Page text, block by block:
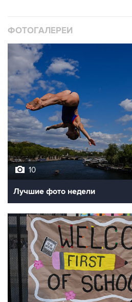
ФОТОГАЛЕРЕИ
10
Лучшие фото недели